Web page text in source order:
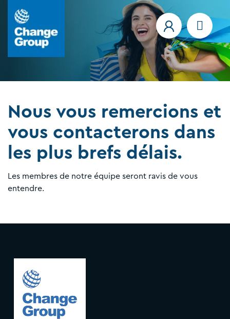
Nous vous remercions et
vous contacterons dans
les plus brefs délais.
Les membres de notre équipe seront ravis de vous
entendre.